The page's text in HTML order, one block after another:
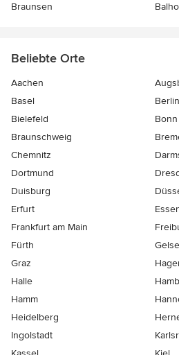
Braunsen
Beliebte Orte
Aachen
Basel
Berlin
Bielefeld
Bonn
Braunschweig
Chemnitz
Dortmund
Duisburg
Erfurt
Frankfurt am Main
Fürth
Graz
Halle
Hamm
Heidelberg
Ingolstadt